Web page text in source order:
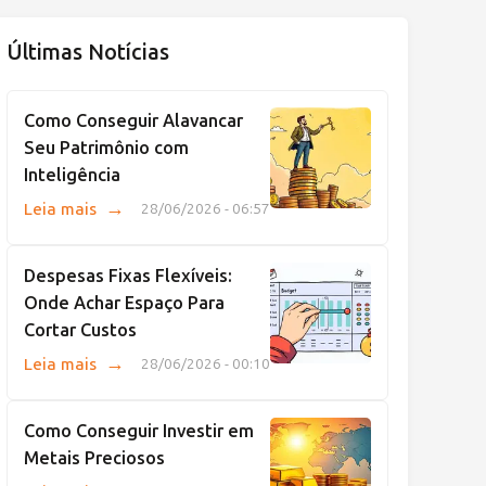
Últimas Notícias
Como Conseguir Alavancar
Seu Patrimônio com
Inteligência
28/06/2026 - 06:57
Leia mais →
Despesas Fixas Flexíveis:
Onde Achar Espaço Para
Cortar Custos
28/06/2026 - 00:10
Leia mais →
Como Conseguir Investir em
Metais Preciosos